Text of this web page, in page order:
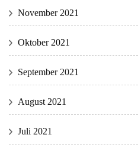
November 2021
Oktober 2021
September 2021
August 2021
Juli 2021